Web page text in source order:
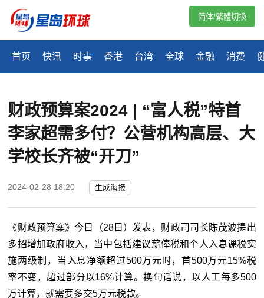
首页 快讯 时事 香港 台湾 全球 金融 消费
简体/繁體切換
财政预算案2024 | “富人税”特首
李家超需多付？公营机构高层、大
学校长齐被“开刀”
2024-02-28 18:20 生成海报
《财政预算案》今日（28日）发表，财政司司长陈茂波提出
多招增加政府收入，当中包括建议薪俸税和个人入息课税实
施两级制，当入息净额超过500万元时，首500万元15%税
率不变，超过部分以16%计算。换句话说，以人工每多500
万计算，就需要多交5万元税款。